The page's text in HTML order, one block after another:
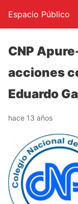
Espacio Público
CNP
acciones
Eduardo
hace 13 años